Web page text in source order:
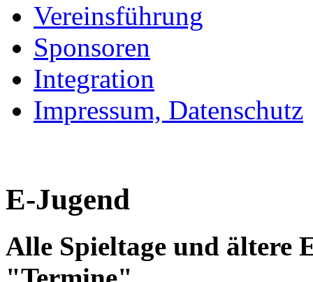
Vereinsführung
Sponsoren
Integration
Impressum, Datenschutz
E-Jugend
Alle Spieltage und ältere